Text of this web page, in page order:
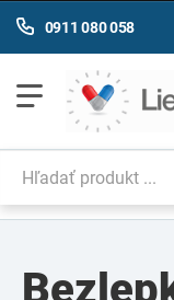
0911 080 058